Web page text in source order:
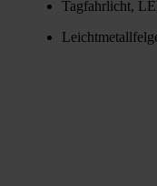
Tag­fahr­licht,